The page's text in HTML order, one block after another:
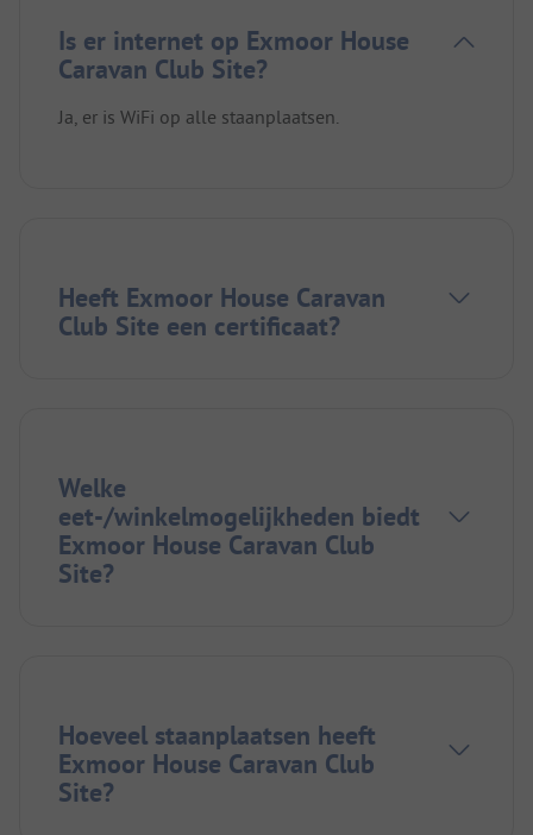
Is er internet op Exmoor House
Caravan Club Site?
Ja, er is WiFi op alle staanplaatsen.
Heeft Exmoor House Caravan
Club Site een certificaat?
Welke
eet-/winkelmogelijkheden biedt
Exmoor House Caravan Club
Site?
Hoeveel staanplaatsen heeft
Exmoor House Caravan Club
Site?